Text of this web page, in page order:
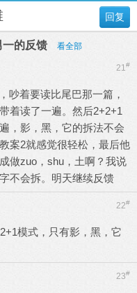
回复
一的反馈 看全部
21#
吵着要读比尾巴那一篇，
着读了一遍。然后2+2+1
，影，黑，它的拆法不会
案2就感觉很轻松，最后他
做zuo，shu，土啊？我说
不会拆。明天继续反馈
22#
模式，只有影，黑，它
23#